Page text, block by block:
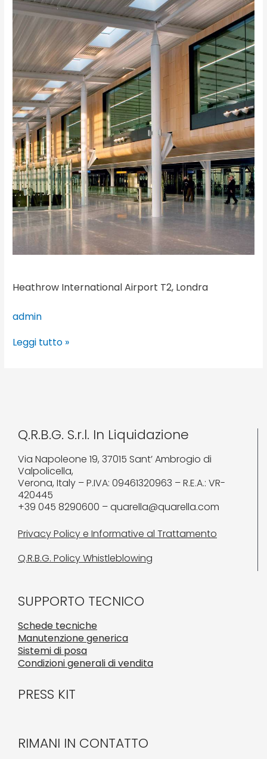
Heathrow International Airport T2, Londra
admin
Londra
Leggi tutto »
Q.R.B.G. S.r.l. In Liquidazione
Via Napoleone 19, 37015 Sant’ Ambrogio di
Valpolicella,
Verona, Italy – P.IVA: 09461320963 – R.E.A.: VR-
420445
+39 045 8290600 – quarella@quarella.com
Privacy Policy e Informative al Trattamento
Q.R.B.G. Policy Whistleblowing
SUPPORTO TECNICO
Schede tecniche
Manutenzione generica
Sistemi di posa
Condizioni generali di vendita
PRESS KIT
RIMANI IN CONTATTO